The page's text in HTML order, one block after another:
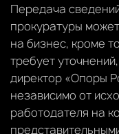
Передача
прокуратуры
на бизнес, кроме
требует
директор «Опоры
независимо от
работодателя на